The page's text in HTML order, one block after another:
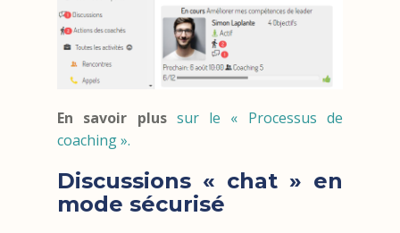
En savoir plus sur le « Processus de
coaching ».
Discussions « chat » en
mode sécurisé